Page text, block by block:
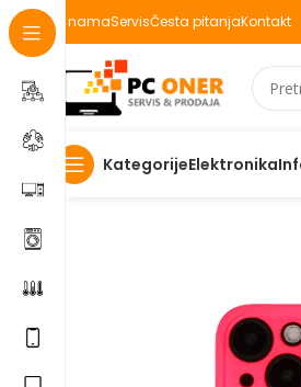
O namaServisČesta pitanjaKontakt
KategorijeElektronika
Početna